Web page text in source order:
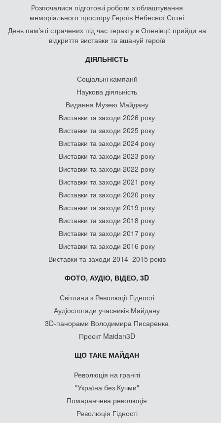
Розпочалися підготовчі роботи з облаштування
меморіального простору Героїв Небесної Сотні
День памʼяті страчених під час теракту в Оленівці: прийди на
відкриття виставки та вшануй героїв
ДІЯЛЬНІСТЬ
Соціальні кампанії
Наукова діяльність
Видання Музею Майдану
Виставки та заходи 2026 року
Виставки та заходи 2025 року
Виставки та заходи 2024 року
Виставки та заходи 2023 року
Виставки та заходи 2022 року
Виставки та заходи 2021 року
Виставки та заходи 2020 року
Виставки та заходи 2019 року
Виставки та заходи 2018 року
Виставки та заходи 2017 року
Виставки та заходи 2016 року
Виставки та заходи 2014–2015 років
ФОТО, АУДІО, ВІДЕО, 3D
Світлини з Революції Гідності
Аудіоспогади учасників Майдану
3D-панорами Володимира Писаренка
Проєкт Maidan3D
ЩО ТАКЕ МАЙДАН
Революція на граніті
"Україна без Кучми"
Помаранчева революція
Революція Гідності